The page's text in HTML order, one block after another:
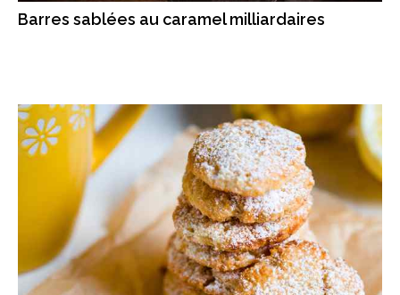
Barres sablées au caramel milliardaires